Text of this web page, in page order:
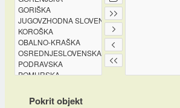
Pokrit objekt